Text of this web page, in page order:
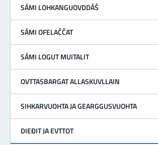
SÁMI LOHKANGUOVDDÁŠ
SÁMI OFELAČČAT
SÁMI LOGUT MUITALIT
OVTTASBARGAT ALLASKUVLLAIN
SIHKARVUOHTA JA GEARGGUSVUOHTA
DIEĐIT JA EVTTOT